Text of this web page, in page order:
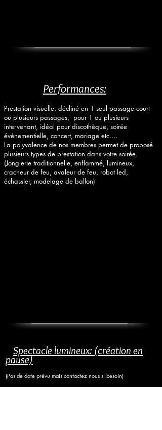
Performances:
Prestation visuelle, décliné en 1 seul passage court
ou plusieurs passages, pour 1 ou plusieurs
intervenant, idéal pour discothèque, soirée
événementielle, concert, mariage etc....
La polyvalence de nos membres permet de proposé
plusieurs types de prestation dans votre soirée.
(Jonglerie traditionnelle, enflammé, lumineux,
cracheur de feu, avaleur de feu, robot led,
échassier, modelage de ballon)
Spectacle lumineux: (création en
pause)
(Pas de date prévu mais contactez nous si besoin)